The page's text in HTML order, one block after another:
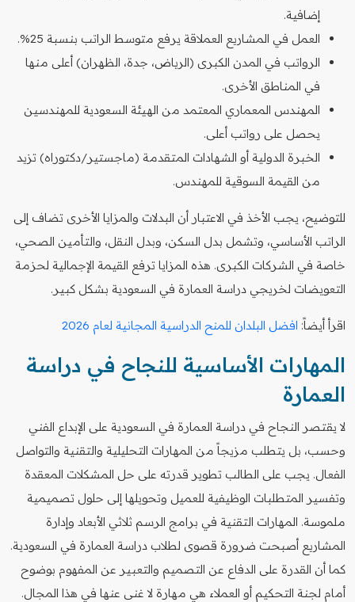
إضافية.
العمل في المشاريع العملاقة يرفع متوسط الراتب بنسبة 25%.
الرواتب في المدن الكبرى (الرياض، جدة، الظهران) أعلى منها
في المناطق الأخرى.
المهندس المعماري المعتمد من الهيئة السعودية للمهندسين
يحصل على رواتب أعلى.
الخبرة الدولية أو الشهادات المتقدمة (ماجستير/دكتوراه) تزيد
من القيمة السوقية للمهندس.
للتوضيح، يجب الأخذ في الاعتبار أن البدلات والمزايا الأخرى تضاف إلى
الراتب الأساسي، وتشمل بدل السكن، وبدل النقل، والتأمين الصحي،
خاصة في الشركات الكبرى. هذه المزايا ترفع القيمة الإجمالية لحزمة
التعويضات لخريجي دراسة العمارة في السعودية بشكل كبير.
اقرأ أيضاً: افضل البلدان للمنح الدراسية المجانية لعام 2026
المهارات الأساسية للنجاح في دراسة
العمارة
لا يقتصر النجاح في دراسة العمارة في السعودية على الإبداع الفني
وحسب، بل يتطلب مزيجاً من المهارات التحليلية والتقنية والتواصل
الفعال. يجب على الطالب تطوير قدرته على حل المشكلات المعقدة
وتفسير المتطلبات الوظيفية للعميل وتحويلها إلى حلول تصميمية
ملموسة. المهارات التقنية في برامج الرسم ثلاثي الأبعاد وإدارة
المشاريع أصبحت ضرورة قصوى لطلاب دراسة العمارة في السعودية.
كما أن القدرة على الدفاع عن التصميم والتعبير عن المفهوم بوضوح
أمام لجنة التحكيم أو العملاء هي مهارة لا غنى عنها في هذا المجال.